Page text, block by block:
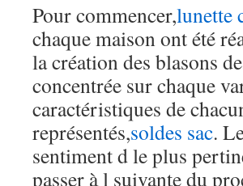
Pour commencer,lunette
chaque maison ont été
la création des blasons
concentrée sur chaque
caractéristiques de
représentés,soldes sac.
sentiment d le plus
passer à l suivante du